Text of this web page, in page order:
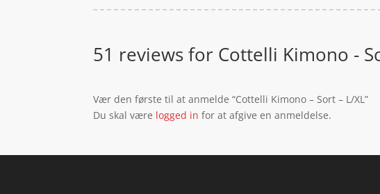
51 reviews for Cottelli Kimono -
Vær den første til at anmelde “Cottelli Kimono – Sort – L/XL”
Du skal være logged in for at afgive en anmeldelse.